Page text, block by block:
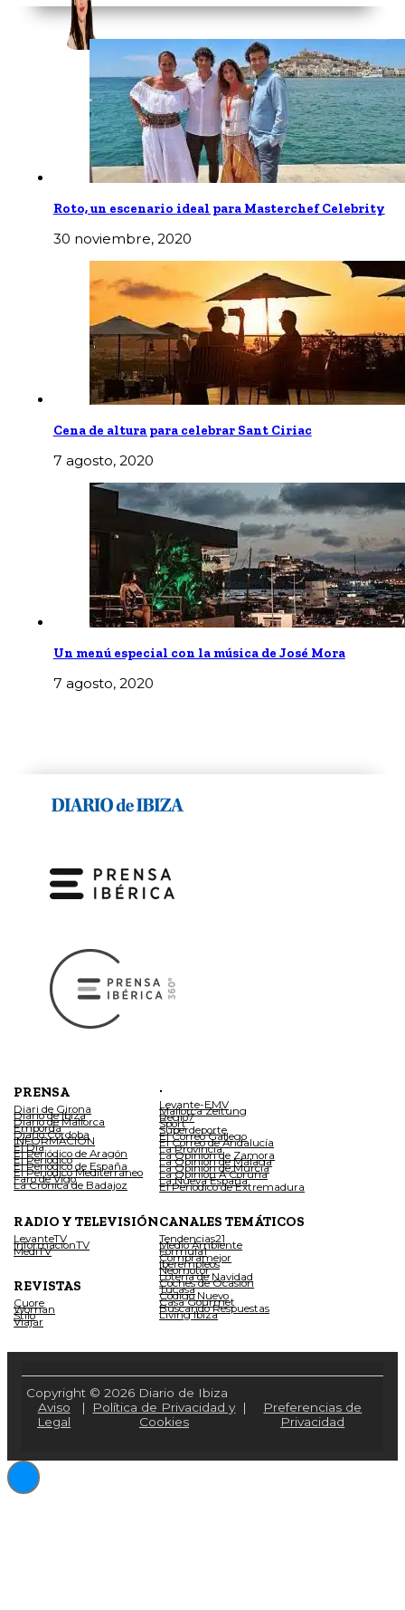
Roto, un escenario ideal para Masterchef Celebrity
30 noviembre, 2020
Cena de altura para celebrar Sant Ciriac
7 agosto, 2020
Un menú especial con la música de José Mora
7 agosto, 2020
PRENSA
Diari de Girona
Diario de Ibiza
Diario de Mallorca
Empordà
Diario Córdoba
INFORMACIÓN
El Día
El Periódico de Aragón
El Periódico
El Periódico de España
El Periódico Mediterráneo
Faro de Vigo
La Crónica de Badajoz
.
Levante-EMV
Mallorca Zeitung
Regio7
Sport
Superdeporte
El Correo Gallego
El Correo de Andalucía
La Provincia
La Opinión de Zamora
La Opinión de Málaga
La Opinión de Murcia
La Opinión A Coruña
La Nueva España
El Periódico de Extremadura
RADIO Y TELEVISIÓN
LevanteTV
InformacionTV
MediTV
REVISTAS
Cuore
Woman
Stilo
Viajar
CANALES TEMÁTICOS
Tendencias21
Medio Ambiente
Fórmula1
Compramejor
Iberempleos
Neomotor
Lotería de Navidad
Coches de Ocasión
Tucasa
Código Nuevo
Casa Gourmet
Buscando Respuestas
Living Ibiza
Copyright © 2026 Diario de Ibiza
Aviso
Legal
|
Política de Privacidad y
Cookies
|
Preferencias de
Privacidad